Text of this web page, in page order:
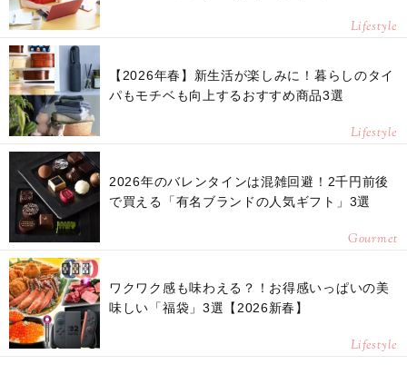
Lifestyle
【2026年春】新生活が楽しみに！暮らしのタイ
パもモチベも向上するおすすめ商品3選
Lifestyle
2026年のバレンタインは混雑回避！2千円前後
で買える「有名ブランドの人気ギフト」3選
Gourmet
ワクワク感も味わえる？！お得感いっぱいの美
味しい「福袋」3選【2026新春】
Lifestyle